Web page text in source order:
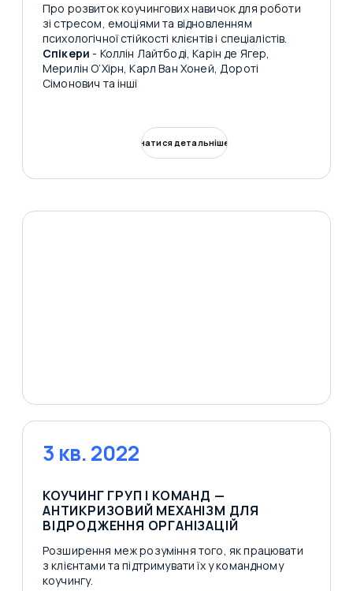
Про розвиток коучингових навичок для роботи
зі стресом, емоціями та відновленням
психологічної стійкості клієнтів і спеціалістів.
Спікери - Коллін Лайтбоді, Карін де Ягер,
Мерилін О’Хірн, Карл Ван Хоней, Дороті
Сімонович та інші
Дізнатися детальніше
3 кв. 2022
КОУЧИНГ ГРУП І КОМАНД —
АНТИКРИЗОВИЙ МЕХАНІЗМ ДЛЯ
ВІДРОДЖЕННЯ ОРГАНІЗАЦІЙ
Розширення меж розуміння того, як працювати
з клієнтами та підтримувати їх у командному
коучингу.